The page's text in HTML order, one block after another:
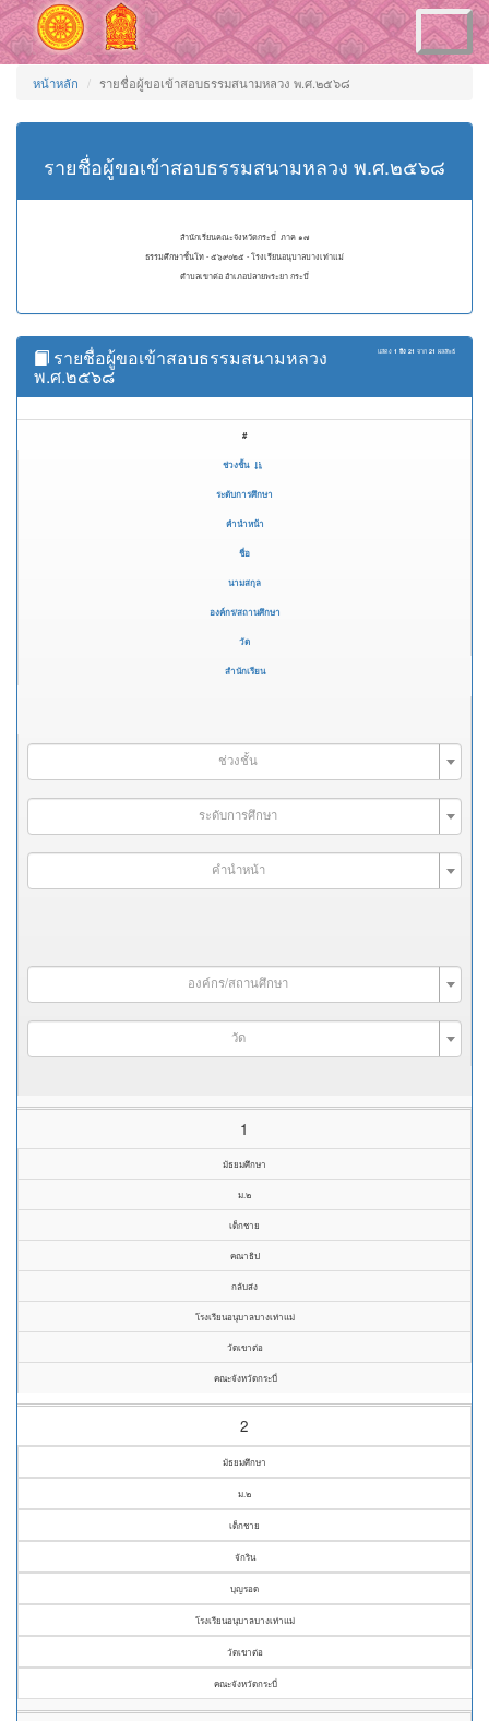
Toggle
navigation
หน้าหลัก รายชื่อผู้ขอเข้าสอบธรรมสนามหลวง พ.ศ.๒๕๖๘
รายชื่อผู้ขอเข้าสอบธรรมสนามหลวง พ.ศ.๒๕๖๘
สำนักเรียนคณะจังหวัดกระบี่ ภาค ๑๗
ธรรมศึกษาชั้นโท - ๕๖๙๐๒๕ - โรงเรียนอนุบาลบางเท่าแม่
ตำบลเขาต่อ อำเภอปลายพระยา กระบี่
แสดง 1 ถึง 21 จาก 21 ผลลัพธ์
รายชื่อผู้ขอเข้าสอบธรรมสนามหลวง
พ.ศ.๒๕๖๘
#
ช่วงชั้น
ระดับการศึกษา
คำนำหน้า
ชื่อ
นามสกุล
องค์กร/สถานศึกษา
วัด
สำนักเรียน
ช่วงชั้น
ระดับการศึกษา
คำนำหน้า
องค์กร/สถานศึกษา
วัด
1
มัธยมศึกษา
ม.๒
เด็กชาย
คณาธิป
กลับส่ง
โรงเรียนอนุบาลบางเท่าแม่
วัดเขาต่อ
คณะจังหวัดกระบี่
2
มัธยมศึกษา
ม.๒
เด็กชาย
จักริน
บุญรอด
โรงเรียนอนุบาลบางเท่าแม่
วัดเขาต่อ
คณะจังหวัดกระบี่